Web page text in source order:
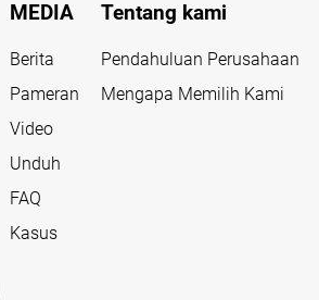
MEDIA
Berita
Pameran
Video
Unduh
FAQ
Kasus
Tentang kami
Pendahuluan Perusahaan
Mengapa Memilih Kami